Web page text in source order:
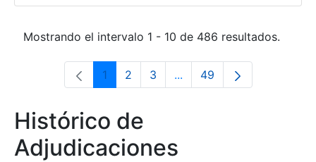
Mostrando el intervalo 1 - 10 de 486 resultados.
Página
1 Página
2 Página
3 ...Páginas intermedias Use
Página
49
Histórico de
Adjudicaciones